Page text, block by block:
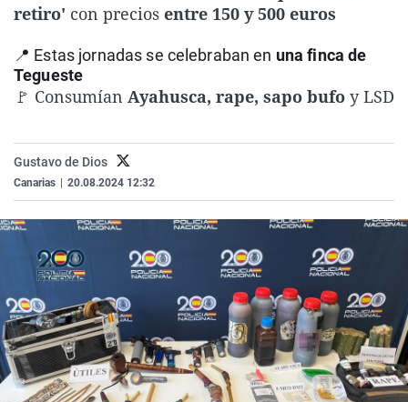
La rosa de los vientos
Gente viajera
Caso
Retornados
Operación Viuda
Extremadura
Navarra
País Vasco
Virales
Televisión
retiro' con precios entre 150 y 500 euros
📍 Estas jornadas se celebraban en una finca de
Tegueste
🚩 Consumían Ayahusca, rape, sapo bufo y LSD
Gustavo de Dios
Canarias 20.08.2024 12:32